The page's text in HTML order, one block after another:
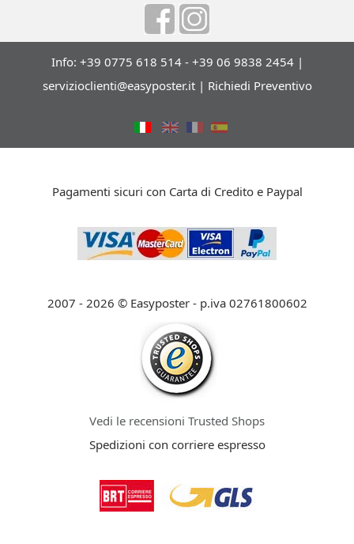
Info: +39 0775 618 514 - +39 06 9838 2454 |
servizioclienti@easyposter.it| Richiedi Preventivo
Pagamenti sicuri con Carta di Credito e Paypal
2007 - 2026 © Easyposter - p.iva 02761800602
Vedi le recensioni Trusted Shops
Spedizioni con corriere espresso